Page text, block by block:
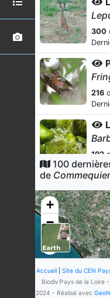
300
216
192
186
143
100
de
+
−
Accueil Site du CEN
Biodiv'Pays de la Loire
2024 - Réalisé avec